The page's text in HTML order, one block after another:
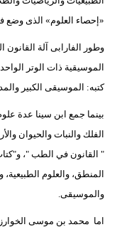
«إحصاء العلوم» الذى وضع
وطور الفارابى آلة
الموسيقية ذات الوتر
كتبه: الموسيقى الكبير
الفلك والنبات والحيوان
" القانون في الطب "،
المنطق، والعلوم
والموسيقى.
اما محمد بن موسى